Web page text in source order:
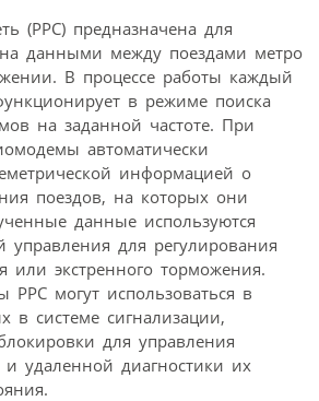
(РРС) предназначена для
данными между поездами метро
В процессе работы каждый
в режиме поиска
на заданной частоте. При
автоматически
информацией о
поездов, на которых они
данные используются
управления для регулирования
или экстренного торможения.
РРС могут использоваться в
в системе сигнализации,
для управления
удаленной диагностики их